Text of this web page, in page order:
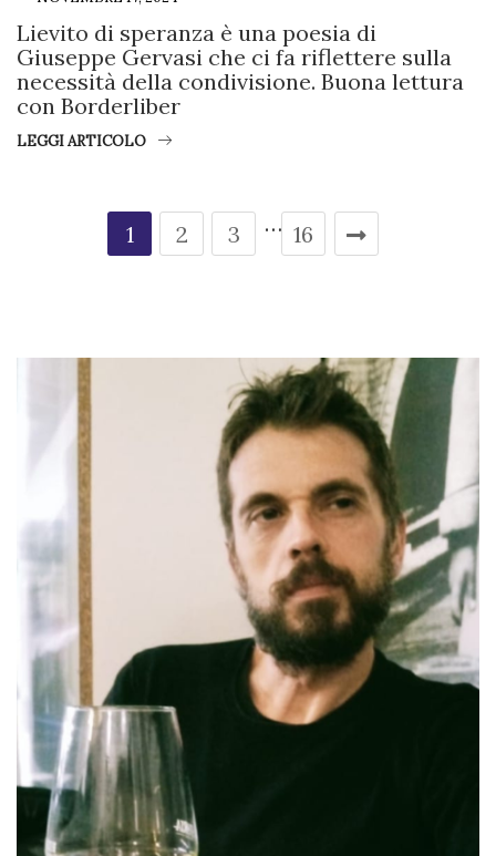
Lievito di speranza è una poesia di
Giuseppe Gervasi che ci fa riflettere sulla
necessità della condivisione. Buona lettura
con Borderliber
LEGGI ARTICOLO
1 2 3 … 16